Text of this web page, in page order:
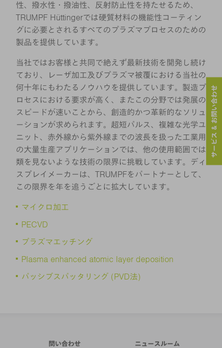
性、撥水性・撥油性、反射防止性を持たせるため、
TRUMPF Hüttingerでは硬質材料の機能性コーティン
グに必要とされるすべてのプラズマプロセスのための
製品を提供しています。
当社ではお客様と共同で絶えず最新技術を開発し続け
ており、レーザ加工及びプラズマ被覆における当社の
何十年にもわたるノウハウを提供しています。製造プ
ロセスにおける要求が高く、またこの分野では発展の
スピードが速いことから、創造的かつ革新的なソリュ
ーションが求められます。超短パルス、複雑な光学ユ
ニット、赤外線から紫外線までの波長を扱った工業用
の大量生産アプリケーションでは、他の使用範囲では
類を見ないような技術の限界に挑戦しています。ディ
スプレイメーカーは、TRUMPFをパートナーとして、
この限界を年を追うごとに拡大しています。
マイクロ加工
PECVD
プラズマエッチング
Plasma enhanced atomic layer deposition
パッシブスパッタリング (PVD法)
サービス & お問い合わせ
問い合わせ ニュースルーム